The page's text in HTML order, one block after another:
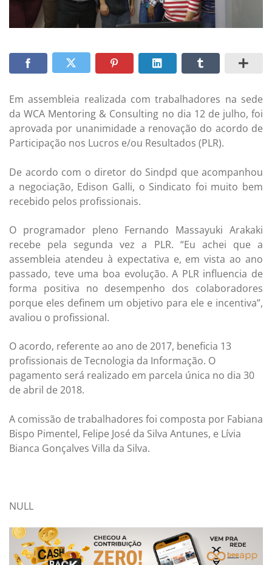
Em assembleia realizada com trabalhadores na sede
da WCA Mentoring & Consulting no dia 12 de julho, foi
aprovada por unanimidade a renovação do acordo de
Participação nos Lucros e/ou Resultados (PLR).
De acordo com o diretor do Sindpd que acompanhou
a negociação, Edison Galli, o Sindicato foi muito bem
recebido pelos profissionais.
O programador pleno Fernando Massayuki Arakaki
recebe pela segunda vez a PLR. “Eu achei que a
assembleia atendeu à expectativa e, em vista ao ano
passado, teve uma boa evolução. A PLR influencia de
forma positiva no desempenho dos colaboradores
porque eles definem um objetivo para ele e incentiva”,
avaliou o profissional.
O acordo, referente ao ano de 2017, beneficia 13
profissionais de Tecnologia da Informação. O
pagamento será realizado em parcela única no dia 30
de abril de 2018.
A comissão de trabalhadores foi composta por Fabiana
Bispo Pimentel, Felipe José da Silva Antunes, e Lívia
Bianca Gonçalves Villa da Silva.
NULL